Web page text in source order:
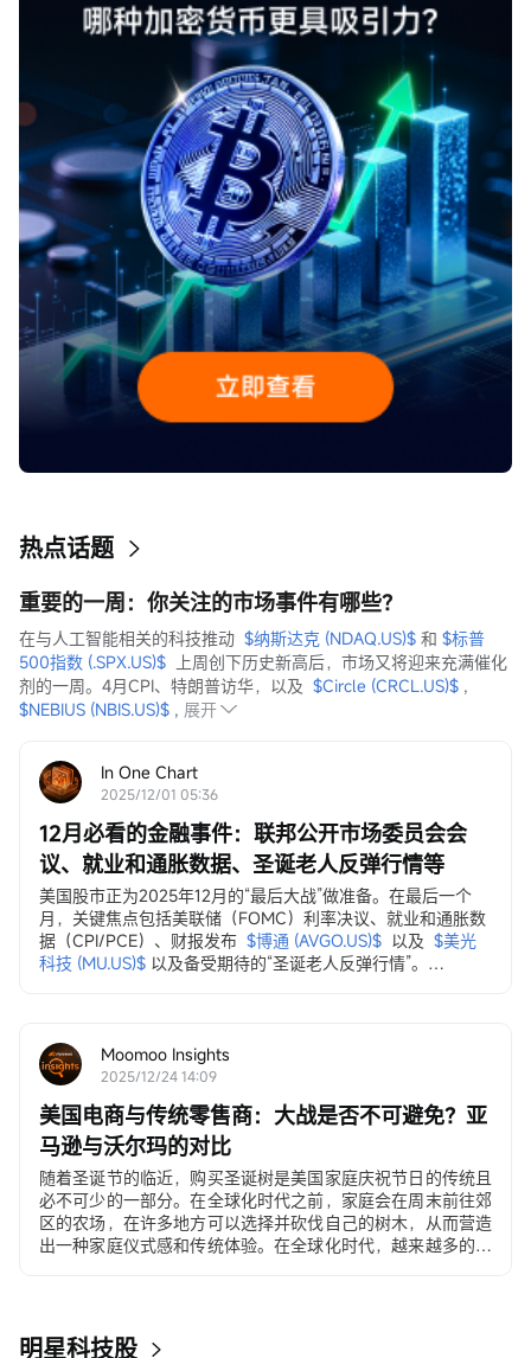
热点话题
重要的一周：你关注的市场事件有哪些？
在与人工智能相关的科技推动 $纳斯达克 (NDAQ.US)$ 和 $标普
500指数 (.SPX.US)$
  上周创下历史新高后，市场又将迎来充满催化
剂的一周。4月CPI、特朗普访华，以及 $Circle (CRCL.US)$
$NEBIUS (NBIS.US)$ , 展开
In One Chart
2025/12/01 05:36
12月必看的金融事件：联邦公开市场委员会会
议、就业和通胀数据、圣诞老人反弹行情等
美国股市正为2025年12月的“最后大战”做准备。在最后一个
月，关键焦点包括美联储（FOMC）利率决议、就业和通胀数
据（CPI/PCE）、财报发布 $博通 (AVGO.US)$ 以及 $美光
科技 (MU.US)$ 以及备受期待的“圣诞老人反弹行情”。
Moomoo Insights
2025/12/24 14:09
美国电商与传统零售商：大战是否不可避免？亚
马逊与沃尔玛的对比
随着圣诞节的临近，购买圣诞树是美国家庭庆祝节日的传统且
必不可少的一部分。在全球化时代之前，家庭会在周末前往郊
区的农场，在许多地方可以选择并砍伐自己的树木，从而营造
出一种家庭仪式感和传统体验。在全球化时代，越来越多的美
明星科技股